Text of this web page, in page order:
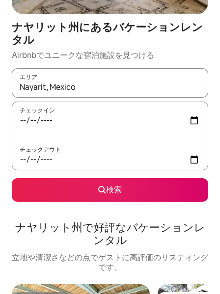
ナヤリット州にあるバケーションレン
タル
Airbnbでユニークな宿泊施設を見つける
エリア
検索結果が表示されたら、上下の矢印キーを使って移動するか
チェックイン
チェックアウト
検索
ナヤリット州で好評なバケーションレ
ンタル
立地や清潔さなどの点でゲストに高評価のリスティング
です。